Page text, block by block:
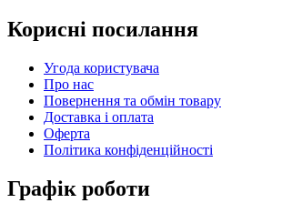
Корисні посилання
Угода користувача
Про нас
Повернення та обмін товару
Доставка і оплата
Оферта
Політика конфіденційності
Графік роботи